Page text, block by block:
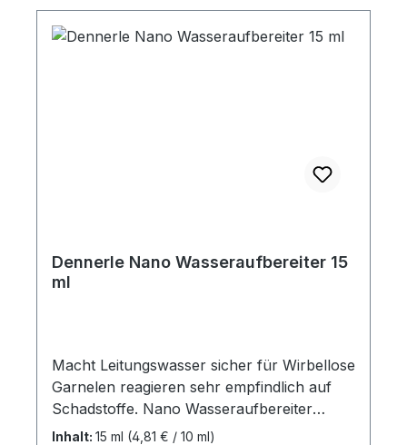
Dennerle Nano Wasseraufbereiter 15
ml
Macht Leitungswasser sicher für Wirbellose
Garnelen reagieren sehr empfindlich auf
Schadstoffe. Nano Wasseraufbereiter
macht Leitungswasser sicher für Mini-
Inhalt: 15 ml (4,81 € / 10 ml)